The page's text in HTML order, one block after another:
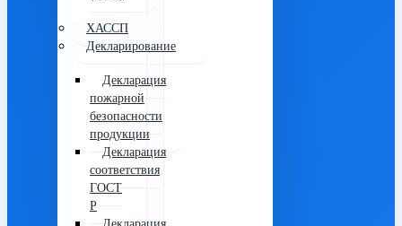
ХАССП
Декларирование
Декларация
пожарной
безопасности
продукции
Декларация
соответствия
ГОСТ
Р